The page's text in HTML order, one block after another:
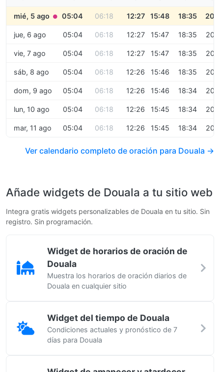
mié, 5 ago ● 05:04 06:18 12:27 15:48 18:35
jue, 6 ago 05:04 06:18 12:27 15:47 18:35
vie, 7 ago 05:04 06:18 12:27 15:47 18:35
sáb, 8 ago 05:04 06:18 12:26 15:46 18:35
dom, 9 ago 05:04 06:18 12:26 15:46 18:34
lun, 10 ago 05:04 06:18 12:26 15:45 18:34
mar, 11 ago 05:04 06:18 12:26 15:45 18:34
Ver calendario completo de oración para Douala →
Añade widgets de Douala a tu sitio web
Integra gratis widgets personalizables de Douala en tu sitio. Sin
registro. Sin programación.
Widget de horarios de oración de
Douala
Muestra los horarios de oración diarios de
Douala en cualquier sitio
Widget del tiempo de Douala
Condiciones actuales y pronóstico de 7
días para Douala